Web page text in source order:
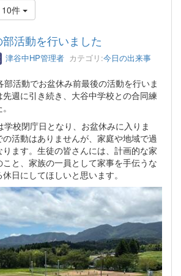
10件
活動を行いました
津谷中HP管理者 カテゴリ:今日の出来事
活動でお盆休み前最後の活動を行いま
先週に引き続き、大谷中学校との合同練
校閉庁日となり、お盆休みに入りま
活動はありませんが、家庭や地域で過
ます。生徒の皆さんには、計画的な家
と、家族の一員として家事を手伝うな
日にしてほしいと思います。